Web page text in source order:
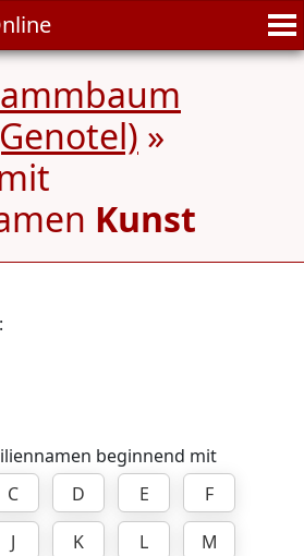
»
Kunst
:
beginnend mit
C D E
F
J K L
M